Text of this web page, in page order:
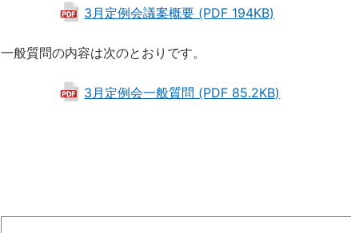
3月定例会議案概要 (PDF 194KB)
一般質問の内容は次のとおりです。
3月定例会一般質問 (PDF 85.2KB)